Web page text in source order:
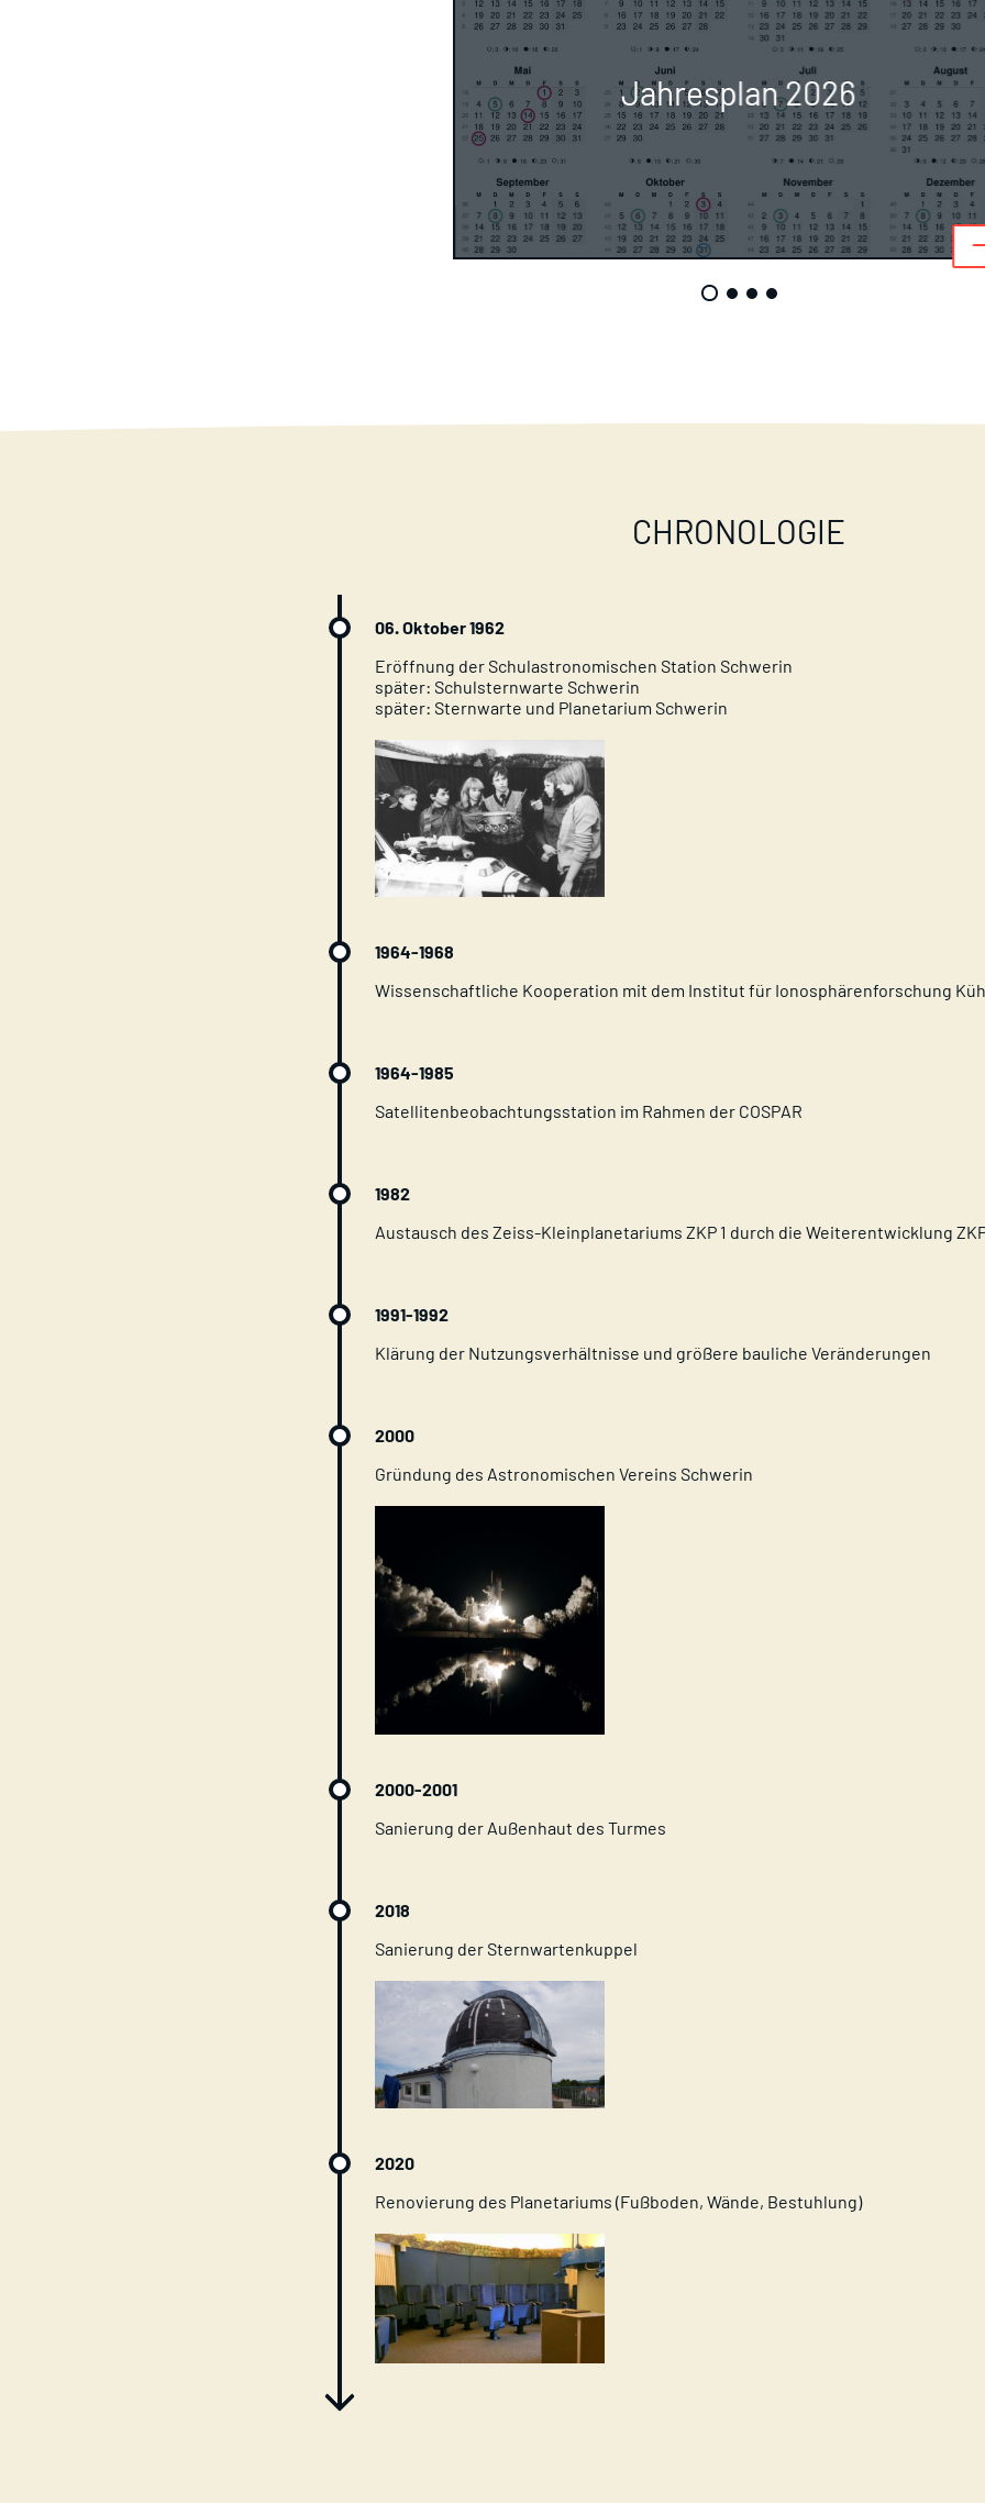
Jahresplan 2026
CHRONOLOGIE
06. Oktober 1962
Eröffnung der Schulastronomischen Station Schwerin
später: Schulsternwarte Schwerin
später: Sternwarte und Planetarium Schwerin
1964-1968
Wissenschaftliche Kooperation mit dem Institut für Ionosphärenforschung
1964-1985
Satellitenbeobachtungsstation im Rahmen der COSPAR
1982
Austausch des Zeiss-Kleinplanetariums ZKP 1 durch die Weiterentwicklung
1991-1992
Klärung der Nutzungsverhältnisse und größere bauliche Veränderungen
2000
Gründung des Astronomischen Vereins Schwerin
2000-2001
Sanierung der Außenhaut des Turmes
2018
Sanierung der Sternwartenkuppel
2020
Renovierung des Planetariums (Fußboden, Wände, Bestuhlung)